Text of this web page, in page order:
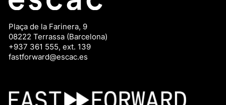
Plaça de la Farinera, 9
08222 Terrassa (Barcelona)
+937 361 555, ext. 139
fastforward@escac.es